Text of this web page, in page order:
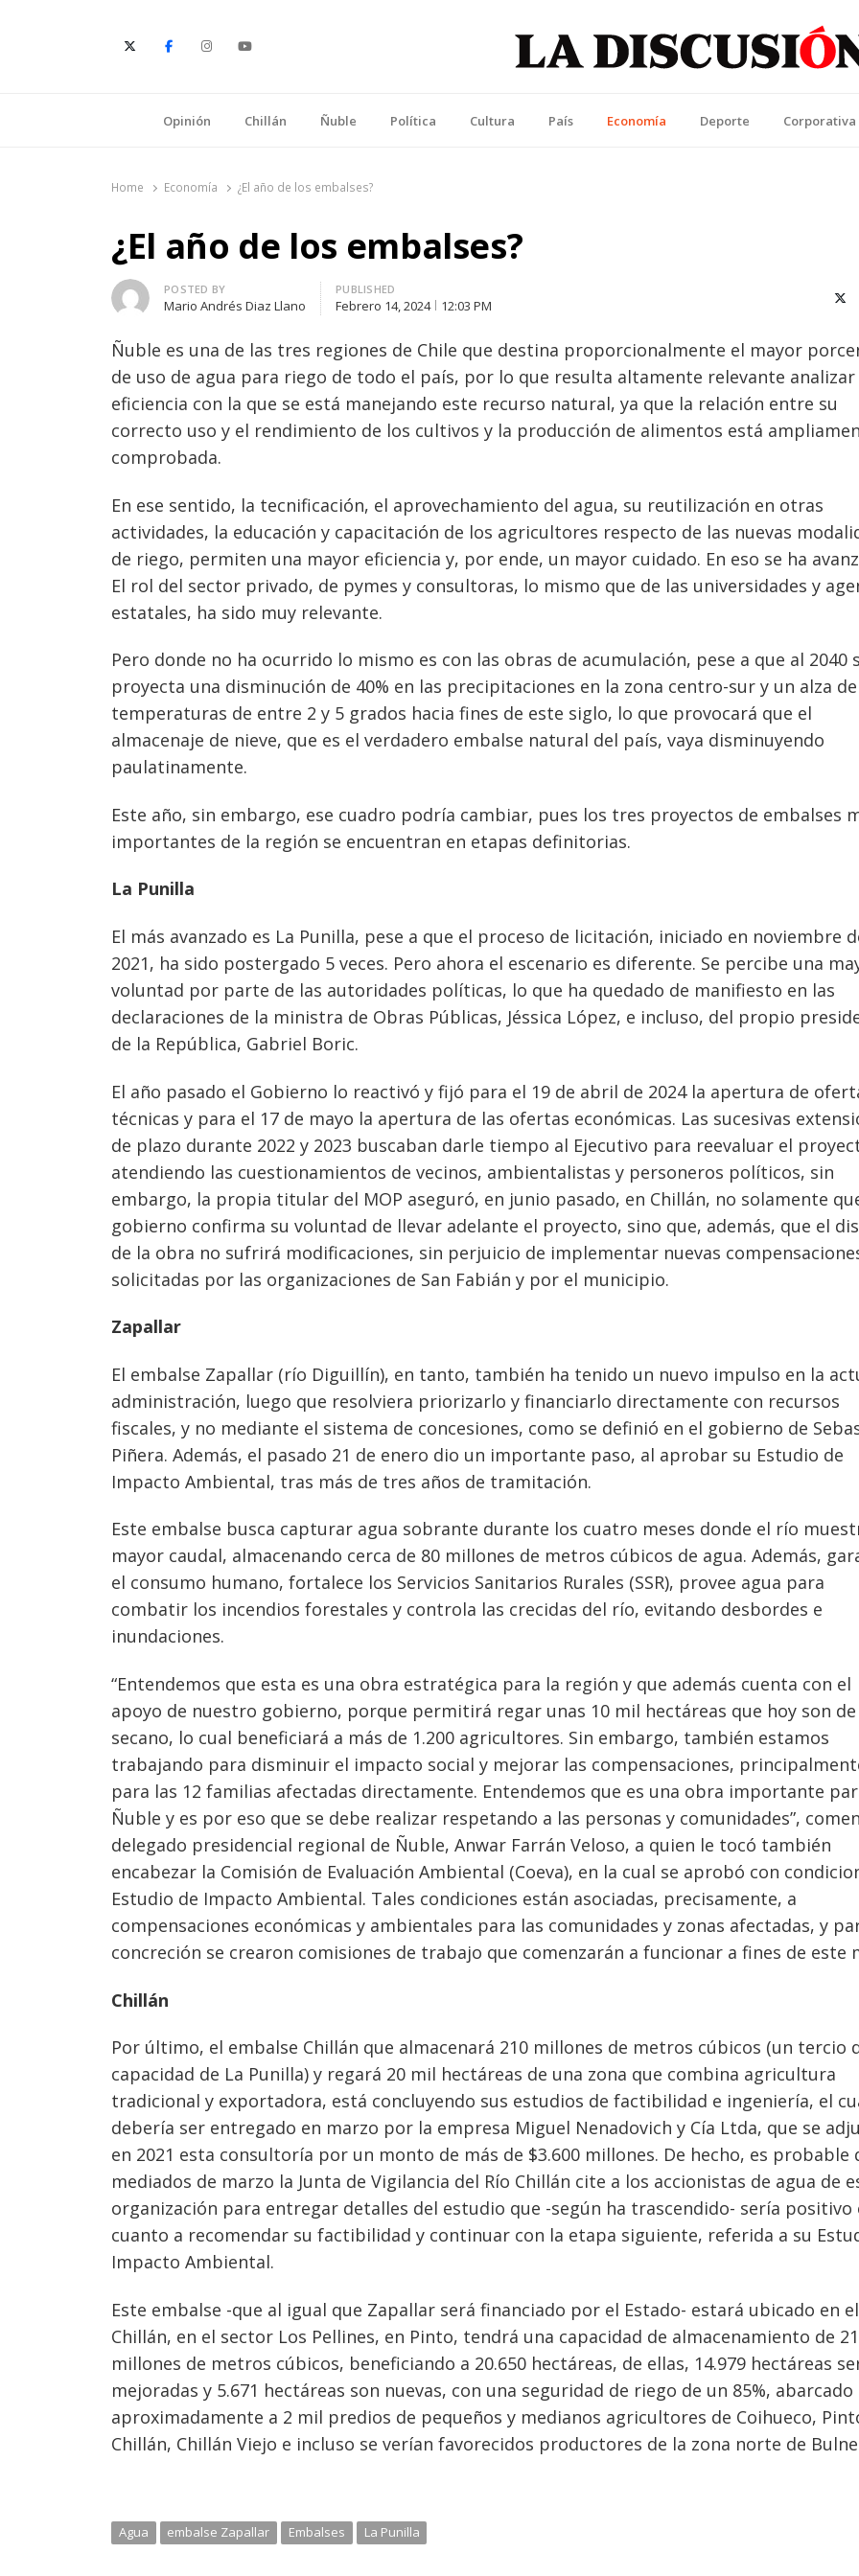
Opinión Chillán Ñuble Política Cultura País Economía Deporte Corporativa
Home Economía ¿El año de los embalses?
¿El año de los embalses?
Author
POSTED BY
Mario Andrés Diaz Llano
PUBLISHED
Febrero 14, 2024 12:03 PM X
Ñuble es una de las tres regiones de Chile que destina proporcionalmente el mayor
de uso de agua para riego de todo el país, por lo que resulta altamente relevante analizar
eficiencia con la que se está manejando este recurso natural, ya que la relación entre su
correcto uso y el rendimiento de los cultivos y la producción de alimentos está
comprobada.
En ese sentido, la tecnificación, el aprovechamiento del agua, su reutilización en otras
actividades, la educación y capacitación de los agricultores respecto de las nuevas
de riego, permiten una mayor eficiencia y, por ende, un mayor cuidado. En eso se ha
El rol del sector privado, de pymes y consultoras, lo mismo que de las universidades y
estatales, ha sido muy relevante.
Pero donde no ha ocurrido lo mismo es con las obras de acumulación, pese a que al 2040
proyecta una disminución de 40% en las precipitaciones en la zona centro-sur y un alza
temperaturas de entre 2 y 5 grados hacia fines de este siglo, lo que provocará que el
almacenaje de nieve, que es el verdadero embalse natural del país, vaya disminuyendo
paulatinamente.
Este año, sin embargo, ese cuadro podría cambiar, pues los tres proyectos de embalses
importantes de la región se encuentran en etapas definitorias.
La Punilla
El más avanzado es La Punilla, pese a que el proceso de licitación, iniciado en noviembre
2021, ha sido postergado 5 veces. Pero ahora el escenario es diferente. Se percibe una
voluntad por parte de las autoridades políticas, lo que ha quedado de manifiesto en las
declaraciones de la ministra de Obras Públicas, Jéssica López, e incluso, del propio
de la República, Gabriel Boric.
El año pasado el Gobierno lo reactivó y fijó para el 19 de abril de 2024 la apertura de
técnicas y para el 17 de mayo la apertura de las ofertas económicas. Las sucesivas
de plazo durante 2022 y 2023 buscaban darle tiempo al Ejecutivo para reevaluar el
atendiendo las cuestionamientos de vecinos, ambientalistas y personeros políticos, sin
embargo, la propia titular del MOP aseguró, en junio pasado, en Chillán, no solamente
gobierno confirma su voluntad de llevar adelante el proyecto, sino que, además, que el
de la obra no sufrirá modificaciones, sin perjuicio de implementar nuevas
solicitadas por las organizaciones de San Fabián y por el municipio.
Zapallar
El embalse Zapallar (río Diguillín), en tanto, también ha tenido un nuevo impulso en la
administración, luego que resolviera priorizarlo y financiarlo directamente con recursos
fiscales, y no mediante el sistema de concesiones, como se definió en el gobierno de
Piñera. Además, el pasado 21 de enero dio un importante paso, al aprobar su Estudio de
Impacto Ambiental, tras más de tres años de tramitación.
Este embalse busca capturar agua sobrante durante los cuatro meses donde el río
mayor caudal, almacenando cerca de 80 millones de metros cúbicos de agua. Además,
el consumo humano, fortalece los Servicios Sanitarios Rurales (SSR), provee agua para
combatir los incendios forestales y controla las crecidas del río, evitando desbordes e
inundaciones.
“Entendemos que esta es una obra estratégica para la región y que además cuenta con el
apoyo de nuestro gobierno, porque permitirá regar unas 10 mil hectáreas que hoy son de
secano, lo cual beneficiará a más de 1.200 agricultores. Sin embargo, también estamos
trabajando para disminuir el impacto social y mejorar las compensaciones,
para las 12 familias afectadas directamente. Entendemos que es una obra importante
Ñuble y es por eso que se debe realizar respetando a las personas y comunidades”,
delegado presidencial regional de Ñuble, Anwar Farrán Veloso, a quien le tocó también
encabezar la Comisión de Evaluación Ambiental (Coeva), en la cual se aprobó con
Estudio de Impacto Ambiental. Tales condiciones están asociadas, precisamente, a
compensaciones económicas y ambientales para las comunidades y zonas afectadas, y
concreción se crearon comisiones de trabajo que comenzarán a funcionar a fines de este
Chillán
Por último, el embalse Chillán que almacenará 210 millones de metros cúbicos (un tercio
capacidad de La Punilla) y regará 20 mil hectáreas de una zona que combina agricultura
tradicional y exportadora, está concluyendo sus estudios de factibilidad e ingeniería, el
debería ser entregado en marzo por la empresa Miguel Nenadovich y Cía Ltda, que se
en 2021 esta consultoría por un monto de más de $3.600 millones. De hecho, es probable
mediados de marzo la Junta de Vigilancia del Río Chillán cite a los accionistas de agua de
organización para entregar detalles del estudio que -según ha trascendido- sería positivo
cuanto a recomendar su factibilidad y continuar con la etapa siguiente, referida a su
Impacto Ambiental.
Este embalse -que al igual que Zapallar será financiado por el Estado- estará ubicado en
Chillán, en el sector Los Pellines, en Pinto, tendrá una capacidad de almacenamiento de
millones de metros cúbicos, beneficiando a 20.650 hectáreas, de ellas, 14.979 hectáreas
mejoradas y 5.671 hectáreas son nuevas, con una seguridad de riego de un 85%, abarcado
aproximadamente a 2 mil predios de pequeños y medianos agricultores de Coihueco,
Chillán, Chillán Viejo e incluso se verían favorecidos productores de la zona norte de
Agua embalse Zapallar Embalses La Punilla
Navegación